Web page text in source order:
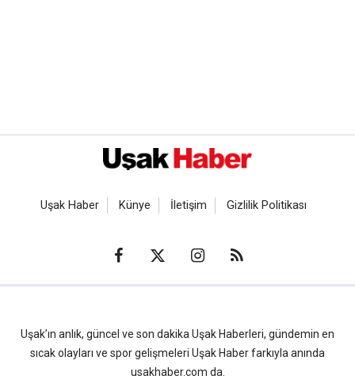
Uşak Haber Künye İletişim Gizlilik Politikası
Uşak’ın anlık, güncel ve son dakika Uşak Haberleri, gündemin en
sıcak olayları ve spor gelişmeleri Uşak Haber farkıyla anında
usakhaber.com da.